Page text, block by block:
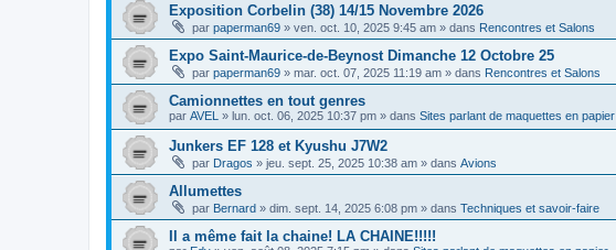
Exposition Corbelin (38) 14/15 Novembre 2026
par paperman69 » ven. oct. 10, 2025 9:45 am » dans Rencontres et Salons
Expo Saint-Maurice-de-Beynost Dimanche 12 Octobre 25
par paperman69 » mar. oct. 07, 2025 11:19 am » dans Rencontres et Salons
Camionnettes en tout genres
par AVEL » lun. oct. 06, 2025 10:37 pm » dans Sites parlant de maquettes en papier
Junkers EF 128 et Kyushu J7W2
par Dragos » jeu. sept. 25, 2025 10:38 am » dans Avions
Allumettes
par Bernard » dim. sept. 14, 2025 6:08 pm » dans Techniques et savoir-faire
Il a même fait la chaine! LA CHAINE!!!!!